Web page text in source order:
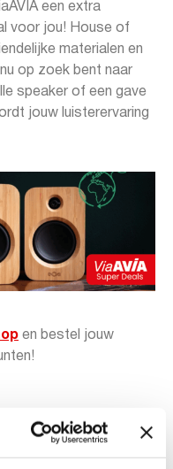
een extra
voor jou! House of
materialen en
op zoek bent naar
speaker of een gave
jouw luisterervaring
en bestel jouw
leuke extra’s en kun je
en profiteert van mooie